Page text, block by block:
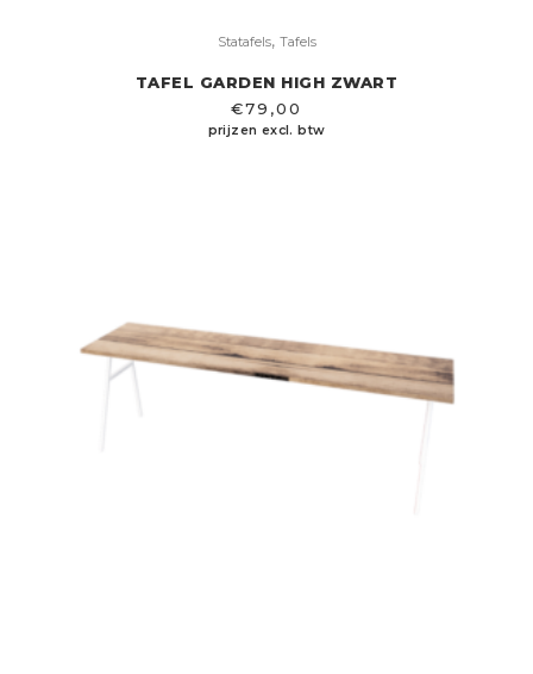
Statafels, Tafels
TAFEL GARDEN HIGH ZWART
€79,00
prijzen excl. btw